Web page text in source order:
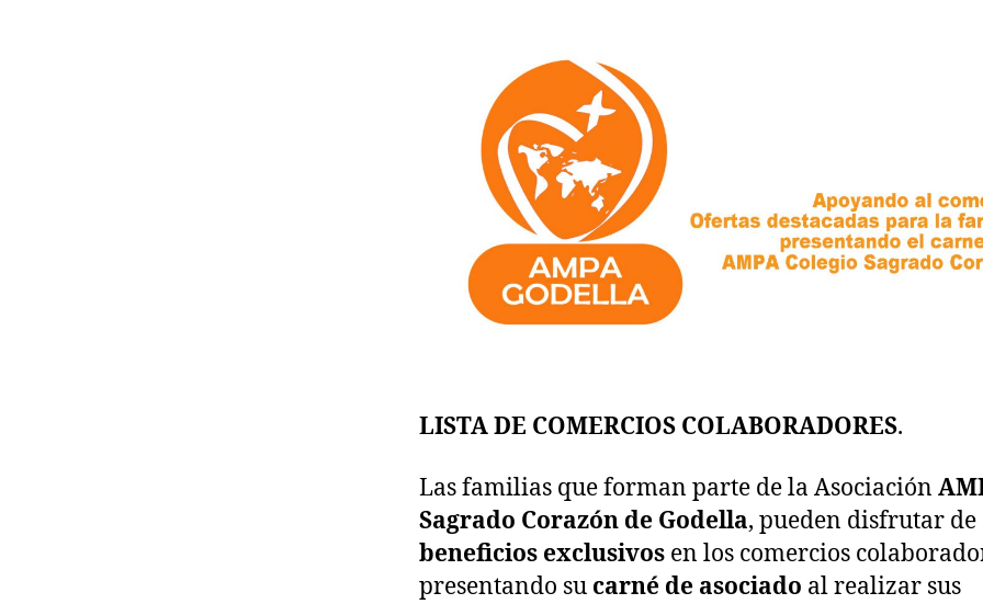
LISTA DE COMERCIOS COLABORADORES.
Las familias que forman parte de la Asociación
Sagrado Corazón de Godella, pueden disfrutar de
beneficios exclusivos en los comercios
presentando su carné de asociado al realizar sus